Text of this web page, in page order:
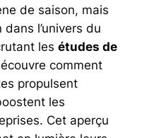
de saison, mais
l’univers du
les études de
comment
propulsent
les
Cet aperçu